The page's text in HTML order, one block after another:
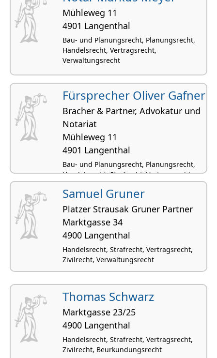
Mühleweg 11
4901 Langenthal
Bau- und Planungsrecht, Planungsrecht,
Handelsrecht, Vertragsrecht,
Verwaltungsrecht
Fürsprecher Oliver Gafner
Bracher & Partner, Advokatur und
Notariat
Mühleweg 11
4901 Langenthal
Bau- und Planungsrecht, Planungsrecht,
Handelsrecht, Strafrecht, Vertragsrecht
Samuel Gruner
Platzer Strausak Gruner Partner
Marktgasse 34
4900 Langenthal
Handelsrecht, Strafrecht, Vertragsrecht,
Zivilrecht, Verwaltungsrecht
Thomas Schwarz
Marktgasse 23/25
4900 Langenthal
Handelsrecht, Strafrecht, Vertragsrecht,
Zivilrecht, Beurkundungsrecht